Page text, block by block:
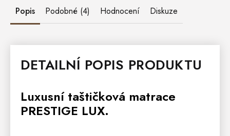
Popis Podobné (4) Hodnocení Diskuze
DETAILNÍ POPIS PRODUKTU
Luxusní taštičková matrace
PRESTIGE LUX.